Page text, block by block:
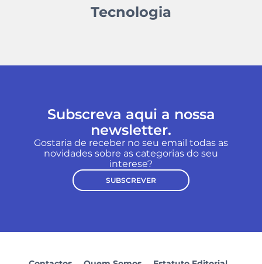
Tecnologia
Subscreva aqui a nossa
newsletter.
Gostaria de receber no seu email todas as
novidades sobre as categorias do seu
interese?
SUBSCREVER